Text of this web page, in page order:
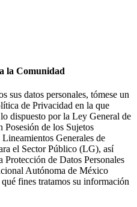
la Comunidad
sus datos personales, tómese un
de Privacidad en la que
dispuesto por la Ley General de
Posesión de los Sujetos
Generales de
el Sector Público (LG), así
de Datos Personales
Autónoma de México
fines tratamos su información